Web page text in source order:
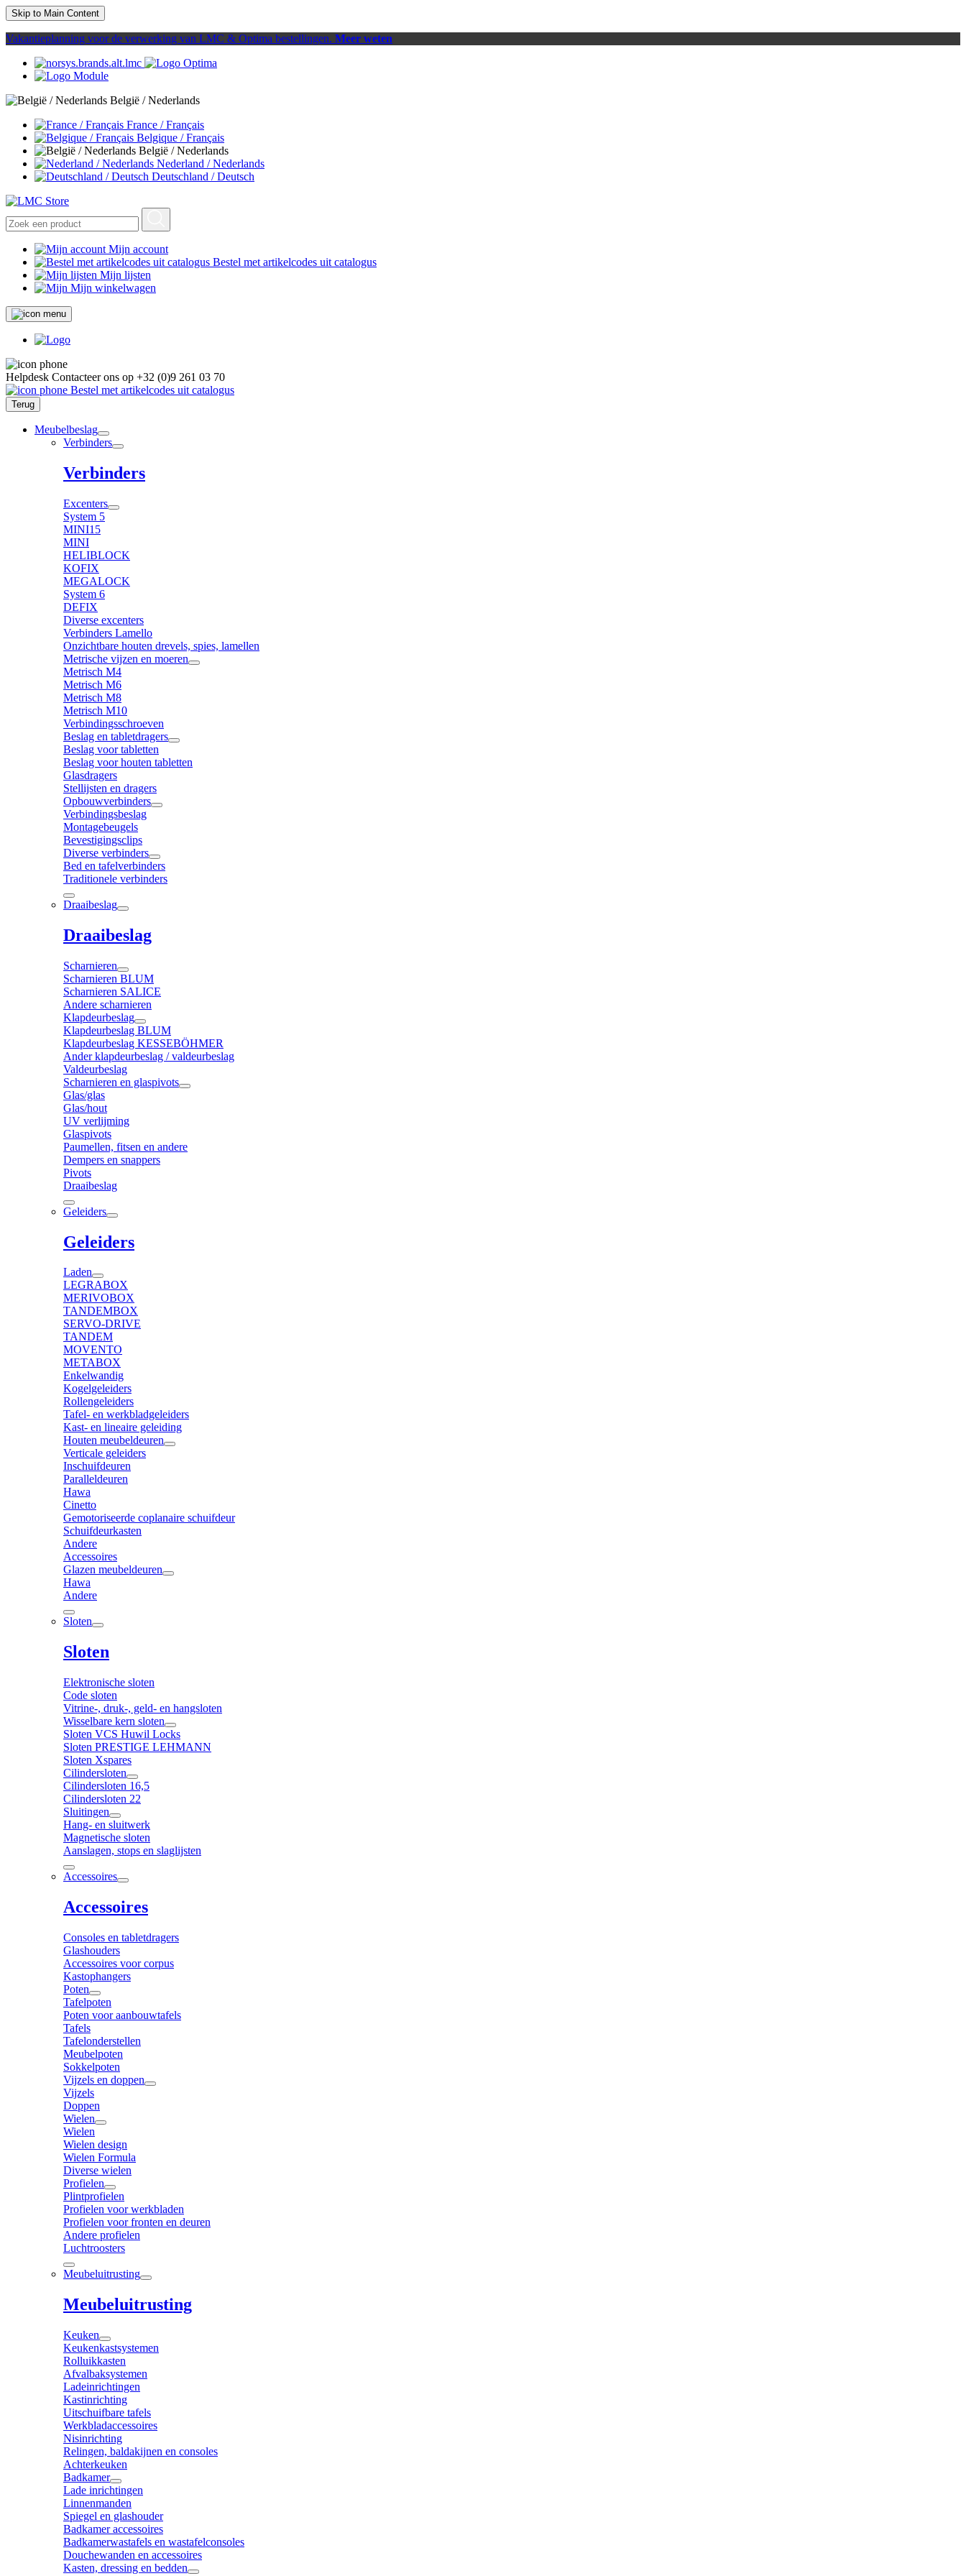
Skip to Main Content
Vakantieplanning voor de verwerking van LMC & Optima bestellingen. Meer weten
België / Nederlands
France / Français
Belgique / Français
België / Nederlands
Nederland / Nederlands
Deutschland / Deutsch
Mijn account
Bestel met artikelcodes uit catalogus
Mijn lijsten
Mijn winkelwagen
Helpdesk Contacteer ons op +32 (0)9 261 03 70
Bestel met artikelcodes uit catalogus
Terug
Meubelbeslag
Verbinders
Verbinders
Excenters
System 5
MINI15
MINI
HELIBLOCK
KOFIX
MEGALOCK
System 6
DEFIX
Diverse excenters
Verbinders Lamello
Onzichtbare houten drevels, spies, lamellen
Metrische vijzen en moeren
Metrisch M4
Metrisch M6
Metrisch M8
Metrisch M10
Verbindingsschroeven
Beslag en tabletdragers
Beslag voor tabletten
Beslag voor houten tabletten
Glasdragers
Stellijsten en dragers
Opbouwverbinders
Verbindingsbeslag
Montagebeugels
Bevestigingsclips
Diverse verbinders
Bed en tafelverbinders
Traditionele verbinders
Draaibeslag
Draaibeslag
Scharnieren
Scharnieren BLUM
Scharnieren SALICE
Andere scharnieren
Klapdeurbeslag
Klapdeurbeslag BLUM
Klapdeurbeslag KESSEBÖHMER
Ander klapdeurbeslag / valdeurbeslag
Valdeurbeslag
Scharnieren en glaspivots
Glas/glas
Glas/hout
UV verlijming
Glaspivots
Paumellen, fitsen en andere
Dempers en snappers
Pivots
Draaibeslag
Geleiders
Geleiders
Laden
LEGRABOX
MERIVOBOX
TANDEMBOX
SERVO-DRIVE
TANDEM
MOVENTO
METABOX
Enkelwandig
Kogelgeleiders
Rollengeleiders
Tafel- en werkbladgeleiders
Kast- en lineaire geleiding
Houten meubeldeuren
Verticale geleiders
Inschuifdeuren
Paralleldeuren
Hawa
Cinetto
Gemotoriseerde coplanaire schuifdeur
Schuifdeurkasten
Andere
Accessoires
Glazen meubeldeuren
Hawa
Andere
Sloten
Sloten
Elektronische sloten
Code sloten
Vitrine-, druk-, geld- en hangsloten
Wisselbare kern sloten
Sloten VCS Huwil Locks
Sloten PRESTIGE LEHMANN
Sloten Xspares
Cilindersloten
Cilindersloten 16,5
Cilindersloten 22
Sluitingen
Hang- en sluitwerk
Magnetische sloten
Aanslagen, stops en slaglijsten
Accessoires
Accessoires
Consoles en tabletdragers
Glashouders
Accessoires voor corpus
Kastophangers
Poten
Tafelpoten
Poten voor aanbouwtafels
Tafels
Tafelonderstellen
Meubelpoten
Sokkelpoten
Vijzels en doppen
Vijzels
Doppen
Wielen
Wielen
Wielen design
Wielen Formula
Diverse wielen
Profielen
Plintprofielen
Profielen voor werkbladen
Profielen voor fronten en deuren
Andere profielen
Luchtroosters
Meubeluitrusting
Meubeluitrusting
Keuken
Keukenkastsystemen
Rolluikkasten
Afvalbaksystemen
Ladeinrichtingen
Kastinrichting
Uitschuifbare tafels
Werkbladaccessoires
Nisinrichting
Relingen, baldakijnen en consoles
Achterkeuken
Badkamer
Lade inrichtingen
Linnenmanden
Spiegel en glashouder
Badkamer accessoires
Badkamerwastafels en wastafelconsoles
Douchewanden en accessoires
Kasten, dressing en bedden